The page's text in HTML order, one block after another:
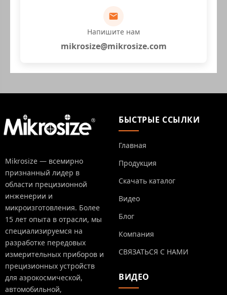
Напишите нам
mikrosize@mikrosize.com
Mikrosize — всемирно
признанный лидер в
области прецизионной
инженерии и
микроизготовления. Более
15 лет опыта в отрасли, мы
специализируемся на
разработке передовых
измерительных приборов и
прецизионных устройств
для аэрокосмической,
автомобильной,
БЫСТРЫЕ ССЫЛКИ
Главная
Продукция
Скачать каталог
Видео
Блог
Компания
СВЯЗАТЬСЯ С НАМИ
ВИДЕО